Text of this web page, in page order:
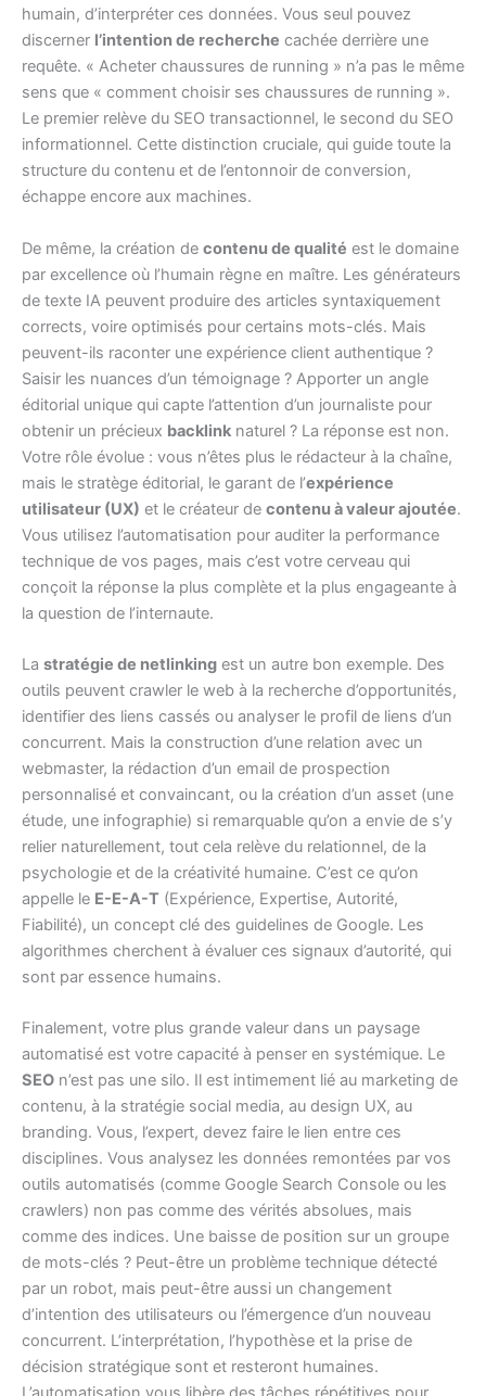
humain, d’interpréter ces données. Vous seul pouvez
discerner l’intention de recherche cachée derrière une
requête. « Acheter chaussures de running » n’a pas le même
sens que « comment choisir ses chaussures de running ».
Le premier relève du SEO transactionnel, le second du SEO
informationnel. Cette distinction cruciale, qui guide toute la
structure du contenu et de l’entonnoir de conversion,
échappe encore aux machines.
De même, la création de contenu de qualité est le domaine
par excellence où l’humain règne en maître. Les générateurs
de texte IA peuvent produire des articles syntaxiquement
corrects, voire optimisés pour certains mots-clés. Mais
peuvent-ils raconter une expérience client authentique ?
Saisir les nuances d’un témoignage ? Apporter un angle
éditorial unique qui capte l’attention d’un journaliste pour
obtenir un précieux backlink naturel ? La réponse est non.
Votre rôle évolue : vous n’êtes plus le rédacteur à la chaîne,
mais le stratège éditorial, le garant de l’expérience
utilisateur (UX) et le créateur de contenu à valeur ajoutée.
Vous utilisez l’automatisation pour auditer la performance
technique de vos pages, mais c’est votre cerveau qui
conçoit la réponse la plus complète et la plus engageante à
la question de l’internaute.
La stratégie de netlinking est un autre bon exemple. Des
outils peuvent crawler le web à la recherche d’opportunités,
identifier des liens cassés ou analyser le profil de liens d’un
concurrent. Mais la construction d’une relation avec un
webmaster, la rédaction d’un email de prospection
personnalisé et convaincant, ou la création d’un asset (une
étude, une infographie) si remarquable qu’on a envie de s’y
relier naturellement, tout cela relève du relationnel, de la
psychologie et de la créativité humaine. C’est ce qu’on
appelle le E-E-A-T (Expérience, Expertise, Autorité,
Fiabilité), un concept clé des guidelines de Google. Les
algorithmes cherchent à évaluer ces signaux d’autorité, qui
sont par essence humains.
Finalement, votre plus grande valeur dans un paysage
automatisé est votre capacité à penser en systémique. Le
SEO n’est pas une silo. Il est intimement lié au marketing de
contenu, à la stratégie social media, au design UX, au
branding. Vous, l’expert, devez faire le lien entre ces
disciplines. Vous analysez les données remontées par vos
outils automatisés (comme Google Search Console ou les
crawlers) non pas comme des vérités absolues, mais
comme des indices. Une baisse de position sur un groupe
de mots-clés ? Peut-être un problème technique détecté
par un robot, mais peut-être aussi un changement
d’intention des utilisateurs ou l’émergence d’un nouveau
concurrent. L’interprétation, l’hypothèse et la prise de
décision stratégique sont et resteront humaines.